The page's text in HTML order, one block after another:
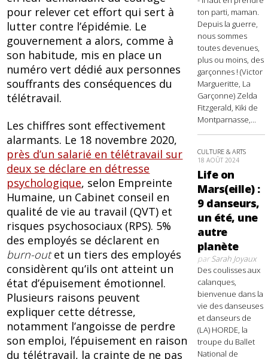
pour relever cet effort qui sert à
lutter contre l’épidémie. Le
gouvernement a alors, comme à
son habitude, mis en place un
numéro vert dédié aux personnes
souffrants des conséquences du
télétravail.
Les chiffres sont effectivement
alarmants. Le 18 novembre 2020,
près d’un salarié en télétravail sur
deux se déclare en détresse
psychologique, selon Empreinte
Humaine, un Cabinet conseil en
qualité de vie au travail (QVT) et
risques psychosociaux (RPS). 5%
des employés se déclarent en
burn-outet un tiers des employés
considèrent qu’ils ont atteint un
état d’épuisement émotionnel.
Plusieurs raisons peuvent
expliquer cette détresse,
notamment l’angoisse de perdre
son emploi, l’épuisement en raison
du télétravail, la crainte de ne pas
ton parti, maman.
Depuis la guerre,
nous sommes
toutes devenues,
plus ou moins, des
garçonnes ! (Victor
Margueritte, La
Garçonne) Zelda
Fitzgerald, Kiki de
Montparnasse,...
CULTURE & ARTS
18 AOÛT 2024
Life on
Mars(eille) :
9 danseurs,
un été, une
autre
planète
parSarah Joyaux
Des coulisses aux
calanques,
bienvenue dans la
vie des danseuses
et danseurs de
(LA) HORDE, la
troupe du Ballet
National de